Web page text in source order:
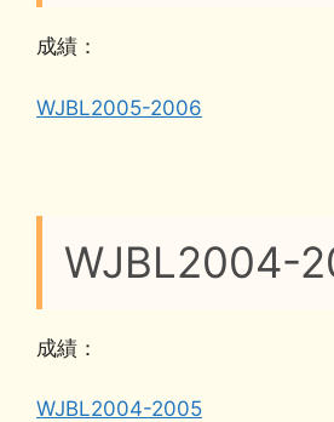
成績：
WJBL2005-2006
WJBL2004-
成績：
WJBL2004-2005